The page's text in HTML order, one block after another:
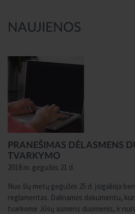
NAUJIENOS
PRANEŠIMAS DĖL ASMENS
TVARKYMO
2018 m. gegužės 21 d.
Nuo šių metų gegužės 25 d. įsigalioja
reglamentas. Dalinamės dokumentu,
tvarkome Jūsų asmens duomenis, ir